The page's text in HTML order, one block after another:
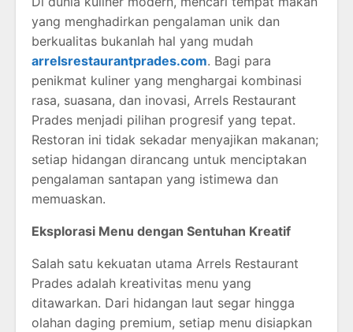
yang menghadirkan pengalaman unik dan
berkualitas bukanlah hal yang mudah
arrelsrestaurantprades.com. Bagi para
penikmat kuliner yang menghargai kombinasi
rasa, suasana, dan inovasi, Arrels Restaurant
Prades menjadi pilihan progresif yang tepat.
Restoran ini tidak sekadar menyajikan makanan;
setiap hidangan dirancang untuk menciptakan
pengalaman santapan yang istimewa dan
memuaskan.
Eksplorasi Menu dengan Sentuhan Kreatif
Salah satu kekuatan utama Arrels Restaurant
Prades adalah kreativitas menu yang
ditawarkan. Dari hidangan laut segar hingga
olahan daging premium, setiap menu disiapkan